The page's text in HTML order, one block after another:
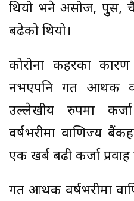
थियो भने असोज, पुुस,
बढेको थियो।
कोरोना कहरका
नभएपनि गत आर्थिक
उल्लेखीय रुपमा
वर्षभरीमा वाणिज्य
एक खर्ब बढी कर्जा
गत आर्थिक वर्षभरीमा